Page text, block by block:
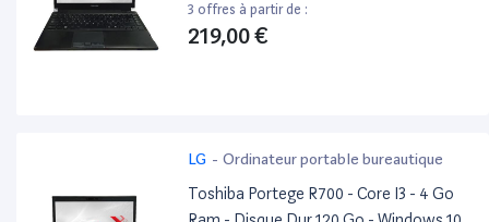
3 offres à partir de :
219,00 €
LG - Ordinateur portable bureautique
Toshiba Portege R700 - Core I3 - 4 Go